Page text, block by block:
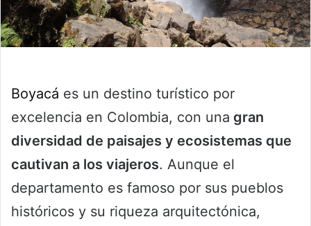
Boyacá es un destino turístico por
excelencia en Colombia, con una gran
diversidad de paisajes y ecosistemas que
cautivan a los viajeros. Aunque el
departamento es famoso por sus pueblos
históricos y su riqueza arquitectónica,